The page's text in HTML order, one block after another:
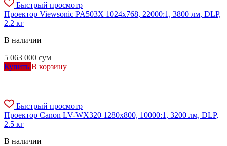
Быстрый просмотр
Проектор Viewsonic PA503X 1024x768, 22000:1, 3800 лм, DLP,
2.2 кг
В наличии
5 063 000 сум
Купить В корзину
Быстрый просмотр
Проектор Canon LV-WX320 1280x800, 10000:1, 3200 лм, DLP,
2.5 кг
В наличии